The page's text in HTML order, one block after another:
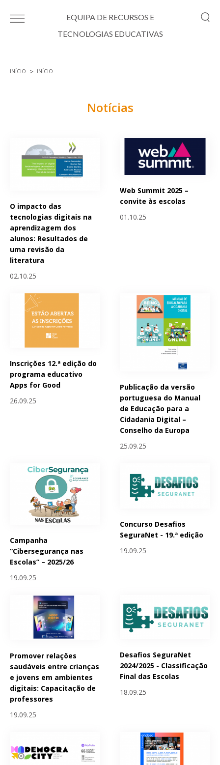
EQUIPA DE RECURSOS E
TECNOLOGIAS EDUCATIVAS
INÍCIO INÍCIO
Notícias
O impacto das
tecnologias digitais na
aprendizagem dos
alunos: Resultados de
uma revisão da
literatura
02.10.25
Web Summit 2025 –
convite às escolas
01.10.25
Inscrições 12.ª edição do
programa educativo
Apps for Good
26.09.25
Publicação da versão
portuguesa do Manual
de Educação para a
Cidadania Digital –
Conselho da Europa
25.09.25
Campanha
“Cibersegurança nas
Escolas” – 2025/26
19.09.25
Concurso Desafios
SeguraNet - 19.ª edição
19.09.25
Promover relações
saudáveis entre crianças
e jovens em ambientes
digitais: Capacitação de
professores
19.09.25
Desafios SeguraNet
2024/2025 - Classificação
Final das Escolas
18.09.25
Páginas